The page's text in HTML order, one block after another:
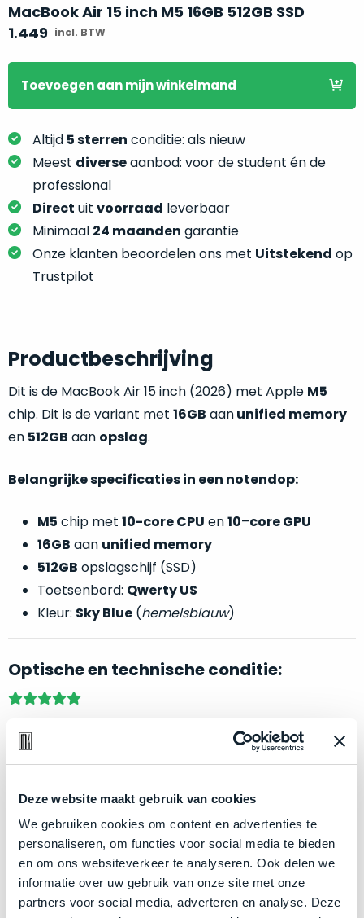
Deze website maakt gebruik van cookies
We gebruiken cookies om content en advertenties te
personaliseren, om functies voor social media te bieden
en om ons websiteverkeer te analyseren. Ook delen we
informatie over uw gebruik van onze site met onze
partners voor social media, adverteren en analyse. Deze
MacBook Air 15 inch M5 16GB 512GB SSD
1.449 incl. BTW
Toevoegenaan mijn winkelmand
Altijd 5 sterren conditie: als nieuw
Meest diverseaanbod: voor de student én de
professional
Direct uit voorraad leverbaar
Minimaal 24 maanden garantie
Onze klanten beoordelen ons met Uitstekend op
Trustpilot
Productbeschrijving
Dit is de MacBook Air 15 inch (2026) met Apple M5
chip. Dit is de variant met 16GB aanunified memory
en 512GB aan opslag.
Belangrijke specificaties in een notendop:
M5 chip met 10-core CPU en10–core GPU
16GB aan unified memory
512GB opslagschijf (SSD)
Toetsenbord: Qwerty US
Kleur: Sky Blue (hemelsblauw)
Optische en technische conditie:
Als nieuw – nauwelijks gebruikt, maximaal
voordeel.
Dit apparaat is een ‘ customer return’
Dat is het merendeel van ons aanbod. Dus niks
refurbished, niks vervangen. Simpelweg weinig
gebruikt. Zowel optisch als technisch niet van nieuw te
onderscheiden.
Hier
lees
conditiebeschrijvingen
wij
bij
onze
producten
gebruiken.
nieuw
nauwelijks
gebruikt,
maximaal
product
customer
return’.
Kort
uitgepakt
binnen
de
teruggestuurd.
Dus
refurbished,
vervangen.
Simpelweg
weinig
gebruikt.
Zowel
klanten
voorzien
van
een
MacBook
we
weten
welk
gebruiksdoel
een
Mac
geschikt
basis
van
echteklantervaringentref
je
hier
labels.
Onze
favoriet
Dit
het
beste
‘all-
pakket
binnen
categorie.
Het
is
een
Mac
die